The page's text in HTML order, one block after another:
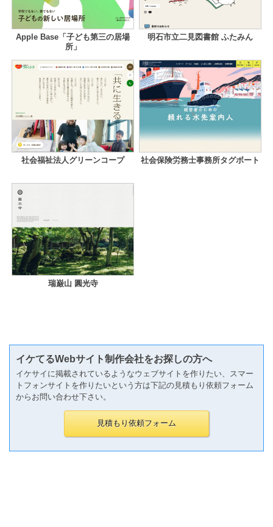
Apple Base「子ども第三の居場
所」
明石市立二見図書館 ふたみん
社会福祉法人グリーンコープ 社会保険労務士事務所タグボート
瑞巌山 圓光寺
イケてるWebサイト制作会社をお探しの方へ
イケサイに掲載されているようなウェブサイトを作りたい、スマー
トフォンサイトを作りたいという方は下記の見積もり依頼フォーム
からお問い合わせ下さい。